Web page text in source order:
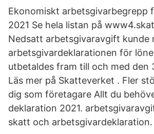
Ekonomiskt arbetsgivarbegrepp
2021 Se hela listan på
Nedsatt arbetsgivaravgift kunde
arbetsgivardeklarationen för
utbetaldes fram till och med den
Läs mer på Skatteverket . Fler
dig som företagare Allt du
deklaration 2021.
skatt och arbetsgivardeklaration.